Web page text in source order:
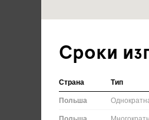
Сроки
Страна Тип
Польша